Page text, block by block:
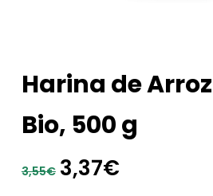
Harina de
Bio, 500 g
3,55€ El
3,37€El